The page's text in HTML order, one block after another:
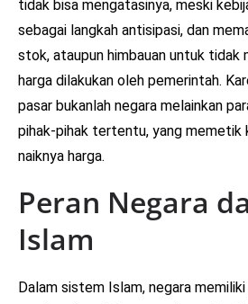
tidak bisa mengatasinya, meski
sebagai langkah antisipasi, dan
stok, ataupun himbauan untuk tidak
harga dilakukan oleh pemerintah.
pasar bukanlah negara melainkan
pihak-pihak tertentu, yang memetik
naiknya harga.
Peran Negara
Islam
Dalam sistem Islam, negara